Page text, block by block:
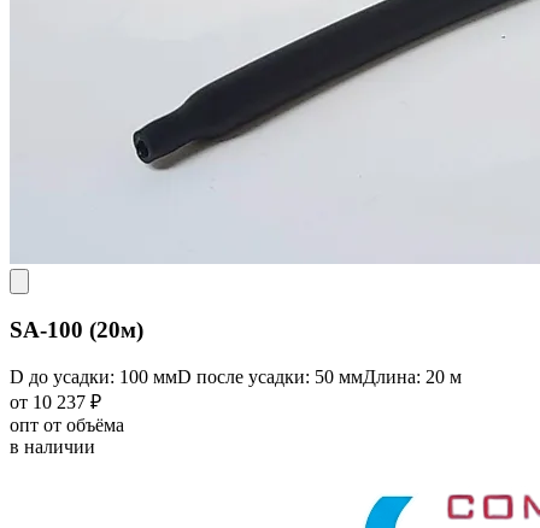
SA-100 (20м)
D до усадки: 100 ммD после усадки: 50 ммДлина: 20 м
от 10 237 ₽
опт от объёма
в наличии